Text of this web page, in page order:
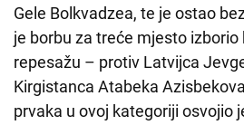
Gele Bolkvadzea, te je ostao
je borbu za treće mjesto izborio
repesažu – protiv Latvijca
Kirgistanca Atabeka
prvaka u ovoj kategoriji osvojio